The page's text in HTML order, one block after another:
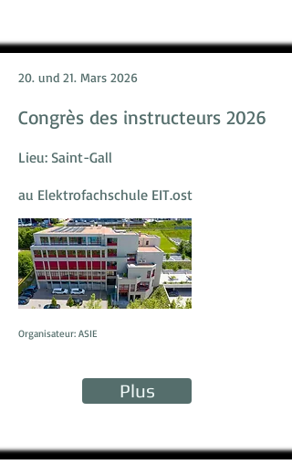
20. und 21. Mars 2026
Congrès des instructeurs 2026
Lieu: Saint-Gall
au Elektrofachschule EIT.ost
Organisateur: ASIE
Plus